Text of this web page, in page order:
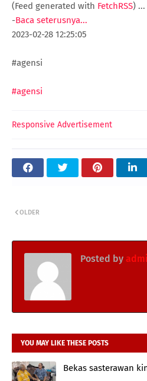
(Feed generated with FetchRSS) ...
-Baca seterusnya...
2023-02-28 12:25:05
#agensi
#agensi
Responsive Advertisement
OLDER
Posted by
YOU MAY LIKE THESE POSTS
Bekas sasterawan